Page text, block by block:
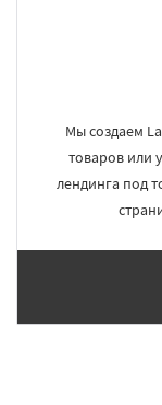
Мы создаем
товаров или
лендинга под